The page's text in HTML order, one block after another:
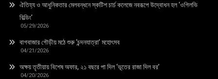
ঐতিহ্য ও আধুনিকতার মেলবন্ধনে স্কটিশ চার্চ কলেজে নবরূপে উদ্বোধন হল ‘ওগিলভি
বিল্ডিং’
05/29/2026
বাগবাজার গৌড়ীয় মঠে শুরু ‘চন্দনযাত্রা’ মহোৎসব
04/21/2026
অক্ষয় তৃতীয়ায় বিশেষ অফার, ২১ বছরে পা দিল ‘ভূতের রাজা দিল বর’
04/20/2026